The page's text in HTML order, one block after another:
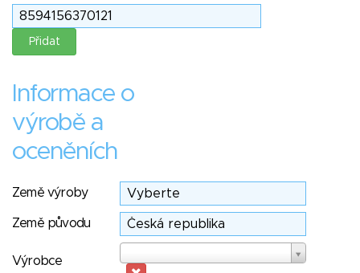
Informace o
výrobě a
oceněních
Země výroby
Země původu
Výrobce